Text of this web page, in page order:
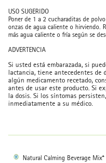
USO SUGERIDO
Poner de 1 a 2 cucharaditas de
onzas de agua caliente o hirviendo.
más agua caliente o fría según se
ADVERTENCIA
Si usted está embarazada, si
lactancia, tiene antecedentes
algún medicamento recetado,
antes de usar este producto. Si
la dosis. Si los síntomas
inmediatamente a su médico.
Natural Calming Beverage Mix*